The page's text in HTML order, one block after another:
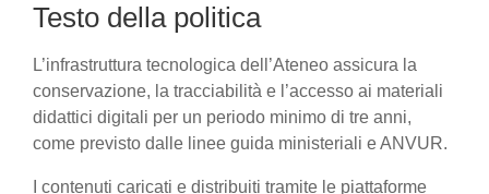
Testo della politica
L’infrastruttura tecnologica dell’Ateneo assicura la
conservazione, la tracciabilità e l’accesso ai materiali
didattici digitali per un periodo minimo di tre anni,
come previsto dalle linee guida ministeriali e ANVUR.
I contenuti caricati e distribuiti tramite le piattaforme